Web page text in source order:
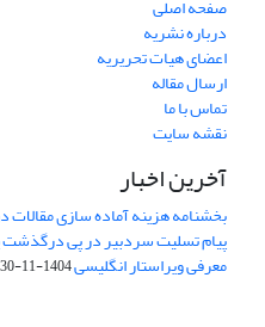
صفحه اصلی
درباره نشریه
اعضای هیات تحریریه
ارسال مقاله
تماس با ما
نقشه سایت
آخرین اخبار
بخشنامه هزینه آماده سازی مقالات در
پیام تسلیت سردبیر در پی درگذشت
معرفی ویراستار انگلیسی1404-11-30